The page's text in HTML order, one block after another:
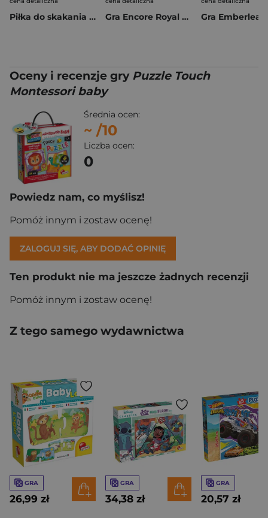
Piłka do skakania z uchwytami Stitch Gra Encore Royal Jeszcze raz! edycja królewska Gra Emberleaf
Oceny i recenzje gry Puzzle Touch
Montessori baby
Średnia ocen:
~ /10
Liczba ocen:
0
Powiedz nam, co myślisz!
Pomóż innym i zostaw ocenę!
ZALOGUJ SIĘ, ABY DODAĆ OPINIĘ
Ten produkt nie ma jeszcze żadnych recenzji
Pomóż innym i zostaw ocenę!
Z tego samego wydawnictwa
GRA
26,99 zł
GRA
34,38 zł
GRA
20,57 zł